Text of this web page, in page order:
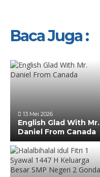
Baca Juga :
13 Mei 2026
English Glad With Mr.
Daniel From Canada